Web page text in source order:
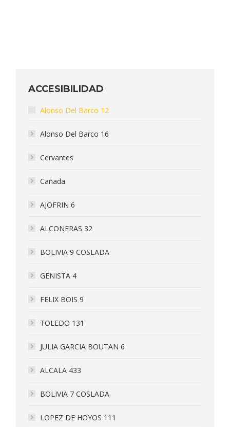
ACCESIBILIDAD
Alonso Del Barco 12
Alonso Del Barco 16
Cervantes
Cañada
AJOFRIN 6
ALCONERAS 32
BOLIVIA 9 COSLADA
GENISTA 4
FELIX BOIS 9
TOLEDO 131
JULIA GARCIA BOUTAN 6
ALCALA 433
BOLIVIA 7 COSLADA
LOPEZ DE HOYOS 111